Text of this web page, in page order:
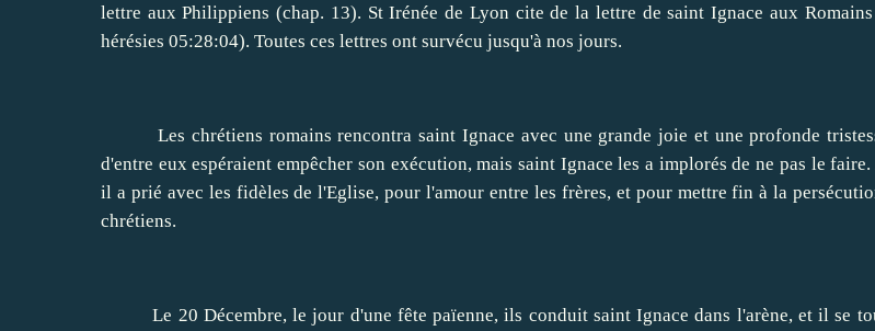
lettre aux Philippiens (chap. 13). St Irénée de Lyon cite de la lettre de saint Ignace aux
hérésies 05:28:04). Toutes ces lettres ont survécu jusqu'à nos jours.
Les chrétiens romains rencontra saint Ignace avec une grande joie et une profonde
d'entre eux espéraient empêcher son exécution, mais saint Ignace les a implorés de ne pas le
il a prié avec les fidèles de l'Eglise, pour l'amour entre les frères, et pour mettre fin à la
chrétiens.
Le 20 Décembre, le jour d'une fête païenne, ils conduit saint Ignace dans l'arène, et il se